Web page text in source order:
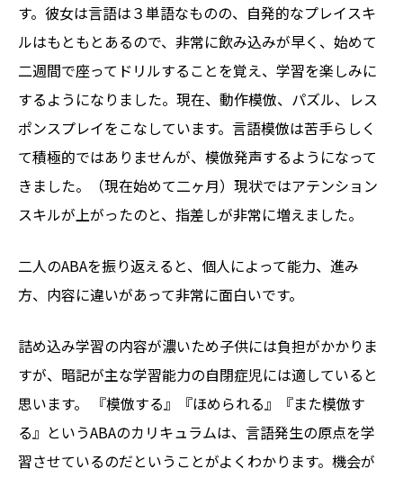
す。彼女は言語は３単語なものの、自発的なプレイスキ
ルはもともとあるので、非常に飲み込みが早く、始めて
二週間で座ってドリルすることを覚え、学習を楽しみに
するようになりました。現在、動作模倣、パズル、レス
ポンスプレイをこなしています。言語模倣は苦手らしく
て積極的ではありませんが、模倣発声するようになって
きました。（現在始めて二ヶ月）現状ではアテンション
スキルが上がったのと、指差しが非常に増えました。
二人のABAを振り返えると、個人によって能力、進み
方、内容に違いがあって非常に面白いです。
詰め込み学習の内容が濃いため子供には負担がかかりま
すが、暗記が主な学習能力の自閉症児には適していると
思います。 『模倣する』『ほめられる』『また模倣す
る』というABAのカリキュラムは、言語発生の原点を学
習させているのだということがよくわかります。機会が